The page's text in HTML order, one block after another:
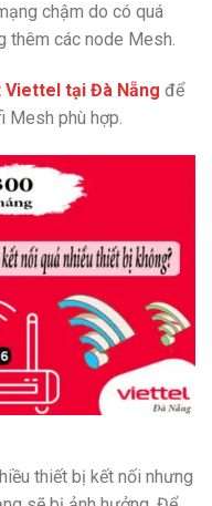
chậm do có quá
thêm các node Mesh.
tại Đà Nẵng để
Mesh phù hợp.
thiết bị kết nối nhưng